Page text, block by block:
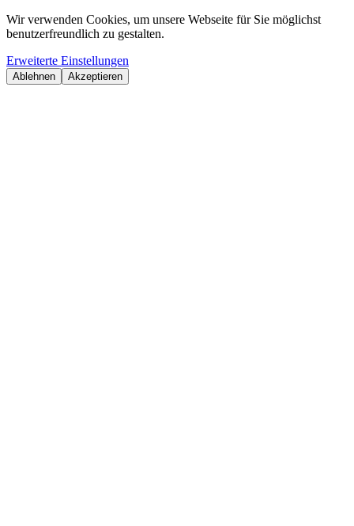
Wir verwenden Cookies, um unsere Webseite für Sie möglichst
benutzerfreundlich zu gestalten.
Erweiterte Einstellungen
Ablehnen Akzeptieren